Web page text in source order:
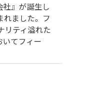
』が誕生し
れました。フ
リティ溢れた
てフィー